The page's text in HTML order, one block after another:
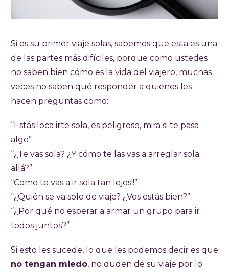
Si es su primer viaje solas, sabemos que esta es una
de las partes más difíciles, porque como ustedes
no saben bien cómo es la vida del viajero, muchas
veces no saben qué responder a quienes les
hacen preguntas como:
“Estás loca irte sola, es peligroso, mira si te pasa
algo”
“¿Te vas sola? ¿Y cómo te las vas a arreglar sola
allá?”
“Como te vas a ir sola tan lejos!!”
“¿Quién se va solo de viaje? ¿Vos estás bien?”
“¿Por qué no esperar a armar un grupo para ir
todos juntos?”
Si esto les sucede, lo que les podemos decir es que
no tengan miedo, no duden de su viaje por lo